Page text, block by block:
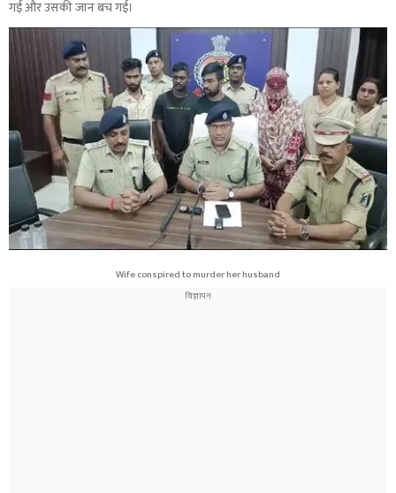
गई और उसकी जान बच गई।
Wife conspired to murder her husband